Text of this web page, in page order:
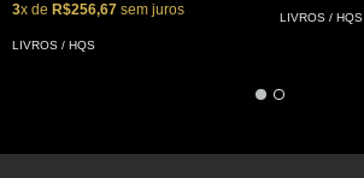
3x de R$256,67 sem juros
LIVROS / HQS
LIVROS / HQS